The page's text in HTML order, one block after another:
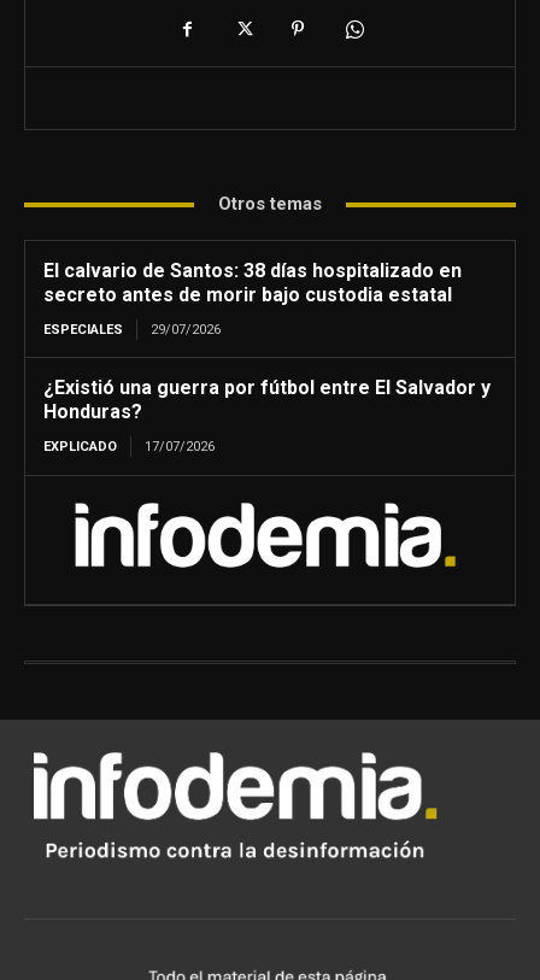
Otros temas
El calvario de Santos: 38 días hospitalizado en
secreto antes de morir bajo custodia estatal
ESPECIALES 29/07/2026
¿Existió una guerra por fútbol entre El Salvador y
Honduras?
EXPLICADO 17/07/2026